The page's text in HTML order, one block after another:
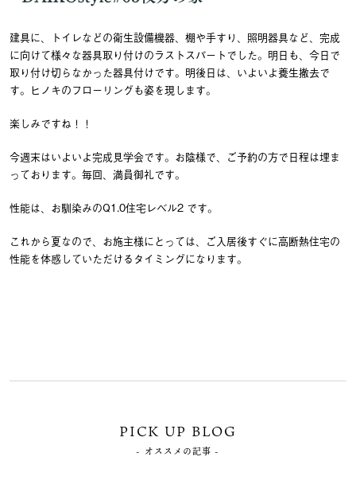
建具に、トイレなどの衛生設備機器、棚や手すり、照明器具など、完成
に向けて様々な器具取り付けのラストスパートでした。明日も、今日で
取り付け切らなかった器具付けです。明後日は、いよいよ養生撤去で
す。ヒノキのフローリングも姿を現します。
楽しみですね！！
今週末はいよいよ完成見学会です。お陰様で、ご予約の方で日程は埋ま
っております。毎回、満員御礼です。
性能は、お馴染みのQ1.0住宅レベル2 です。
これから夏なので、お施主様にとっては、ご入居後すぐに高断熱住宅の
性能を体感していただけるタイミングになります。
PICK UP BLOG
- オススメの記事 -